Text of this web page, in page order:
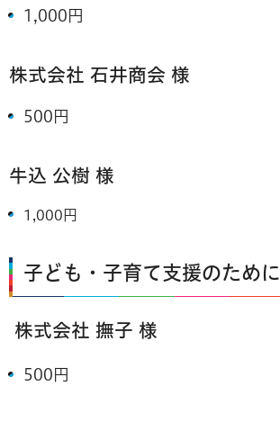
1,000円
株式会社 石井商会 様
500円
牛込 公樹 様
1,000円
子ども・子育て支援のために
株式会社 撫子 様
500円